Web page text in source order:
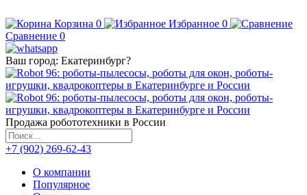
Корзина 0 Избранное 0
Сравнение 0
Ваш город: Екатеринбург?
Продажа робототехники в России
+7 (902) 269-62-43
О компании
Популярное